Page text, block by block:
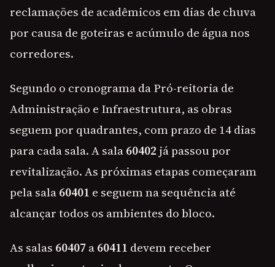
reclamações de acadêmicos em dias de chuva
por causa de goteiras e acúmulo de água nos
corredores.
Segundo o cronograma da Pró-reitoria de
Administração e Infraestrutura, as obras
seguem por quadrantes, com prazo de 14 dias
para cada sala. A sala60402 já passou por
revitalização. As próximas etapas começaram
pela sala60401 e seguem na sequência até
alcançar todos os ambientes do bloco.
As salas 60407a60411 devem receber